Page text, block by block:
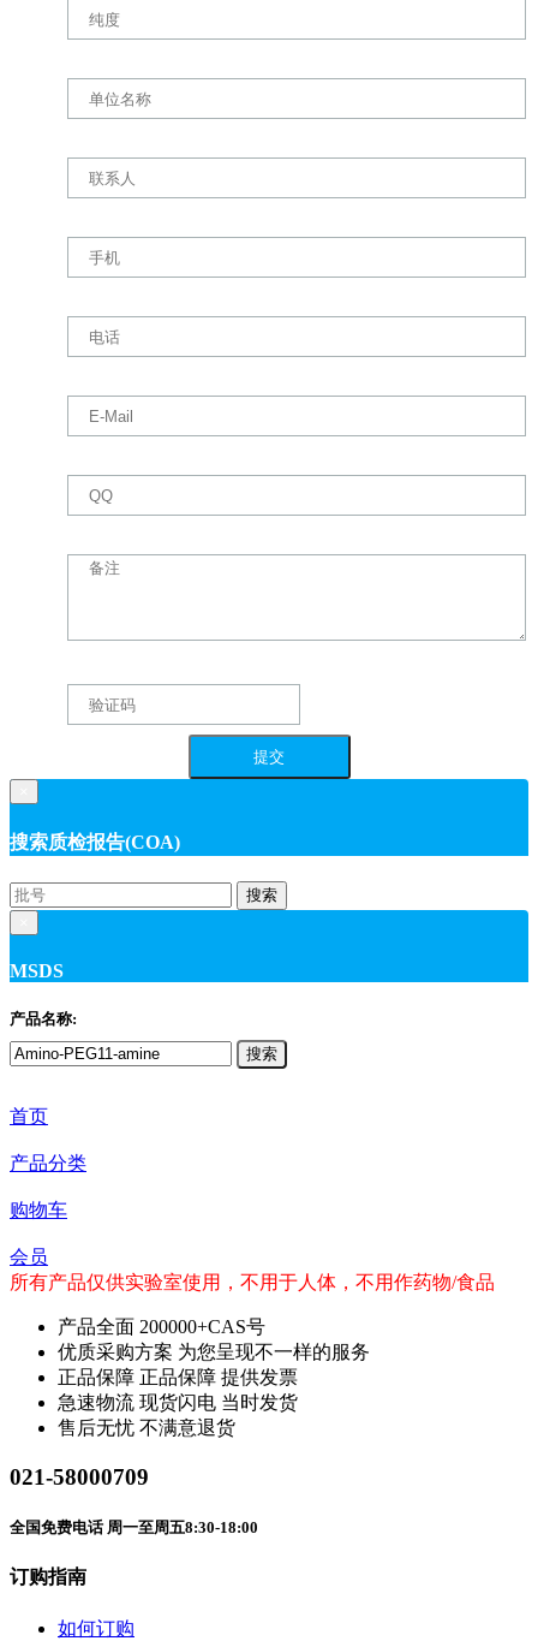
搜索质检报告(COA)
搜索
MSDS
产品名称:
搜索
首页
产品分类
购物车
会员
所有产品仅供实验室使用，不用于人体，不用作药物/食品
产品全面 200000+CAS号
优质采购方案 为您呈现不一样的服务
正品保障 正品保障 提供发票
急速物流 现货闪电 当时发货
售后无忧 不满意退货
021-58000709
全国免费电话 周一至周五8:30-18:00
订购指南
如何订购